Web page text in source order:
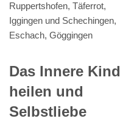
Ruppertshofen, Täferrot,
Iggingen und Schechingen,
Eschach, Göggingen
Das Innere Kind
heilen und
Selbstliebe